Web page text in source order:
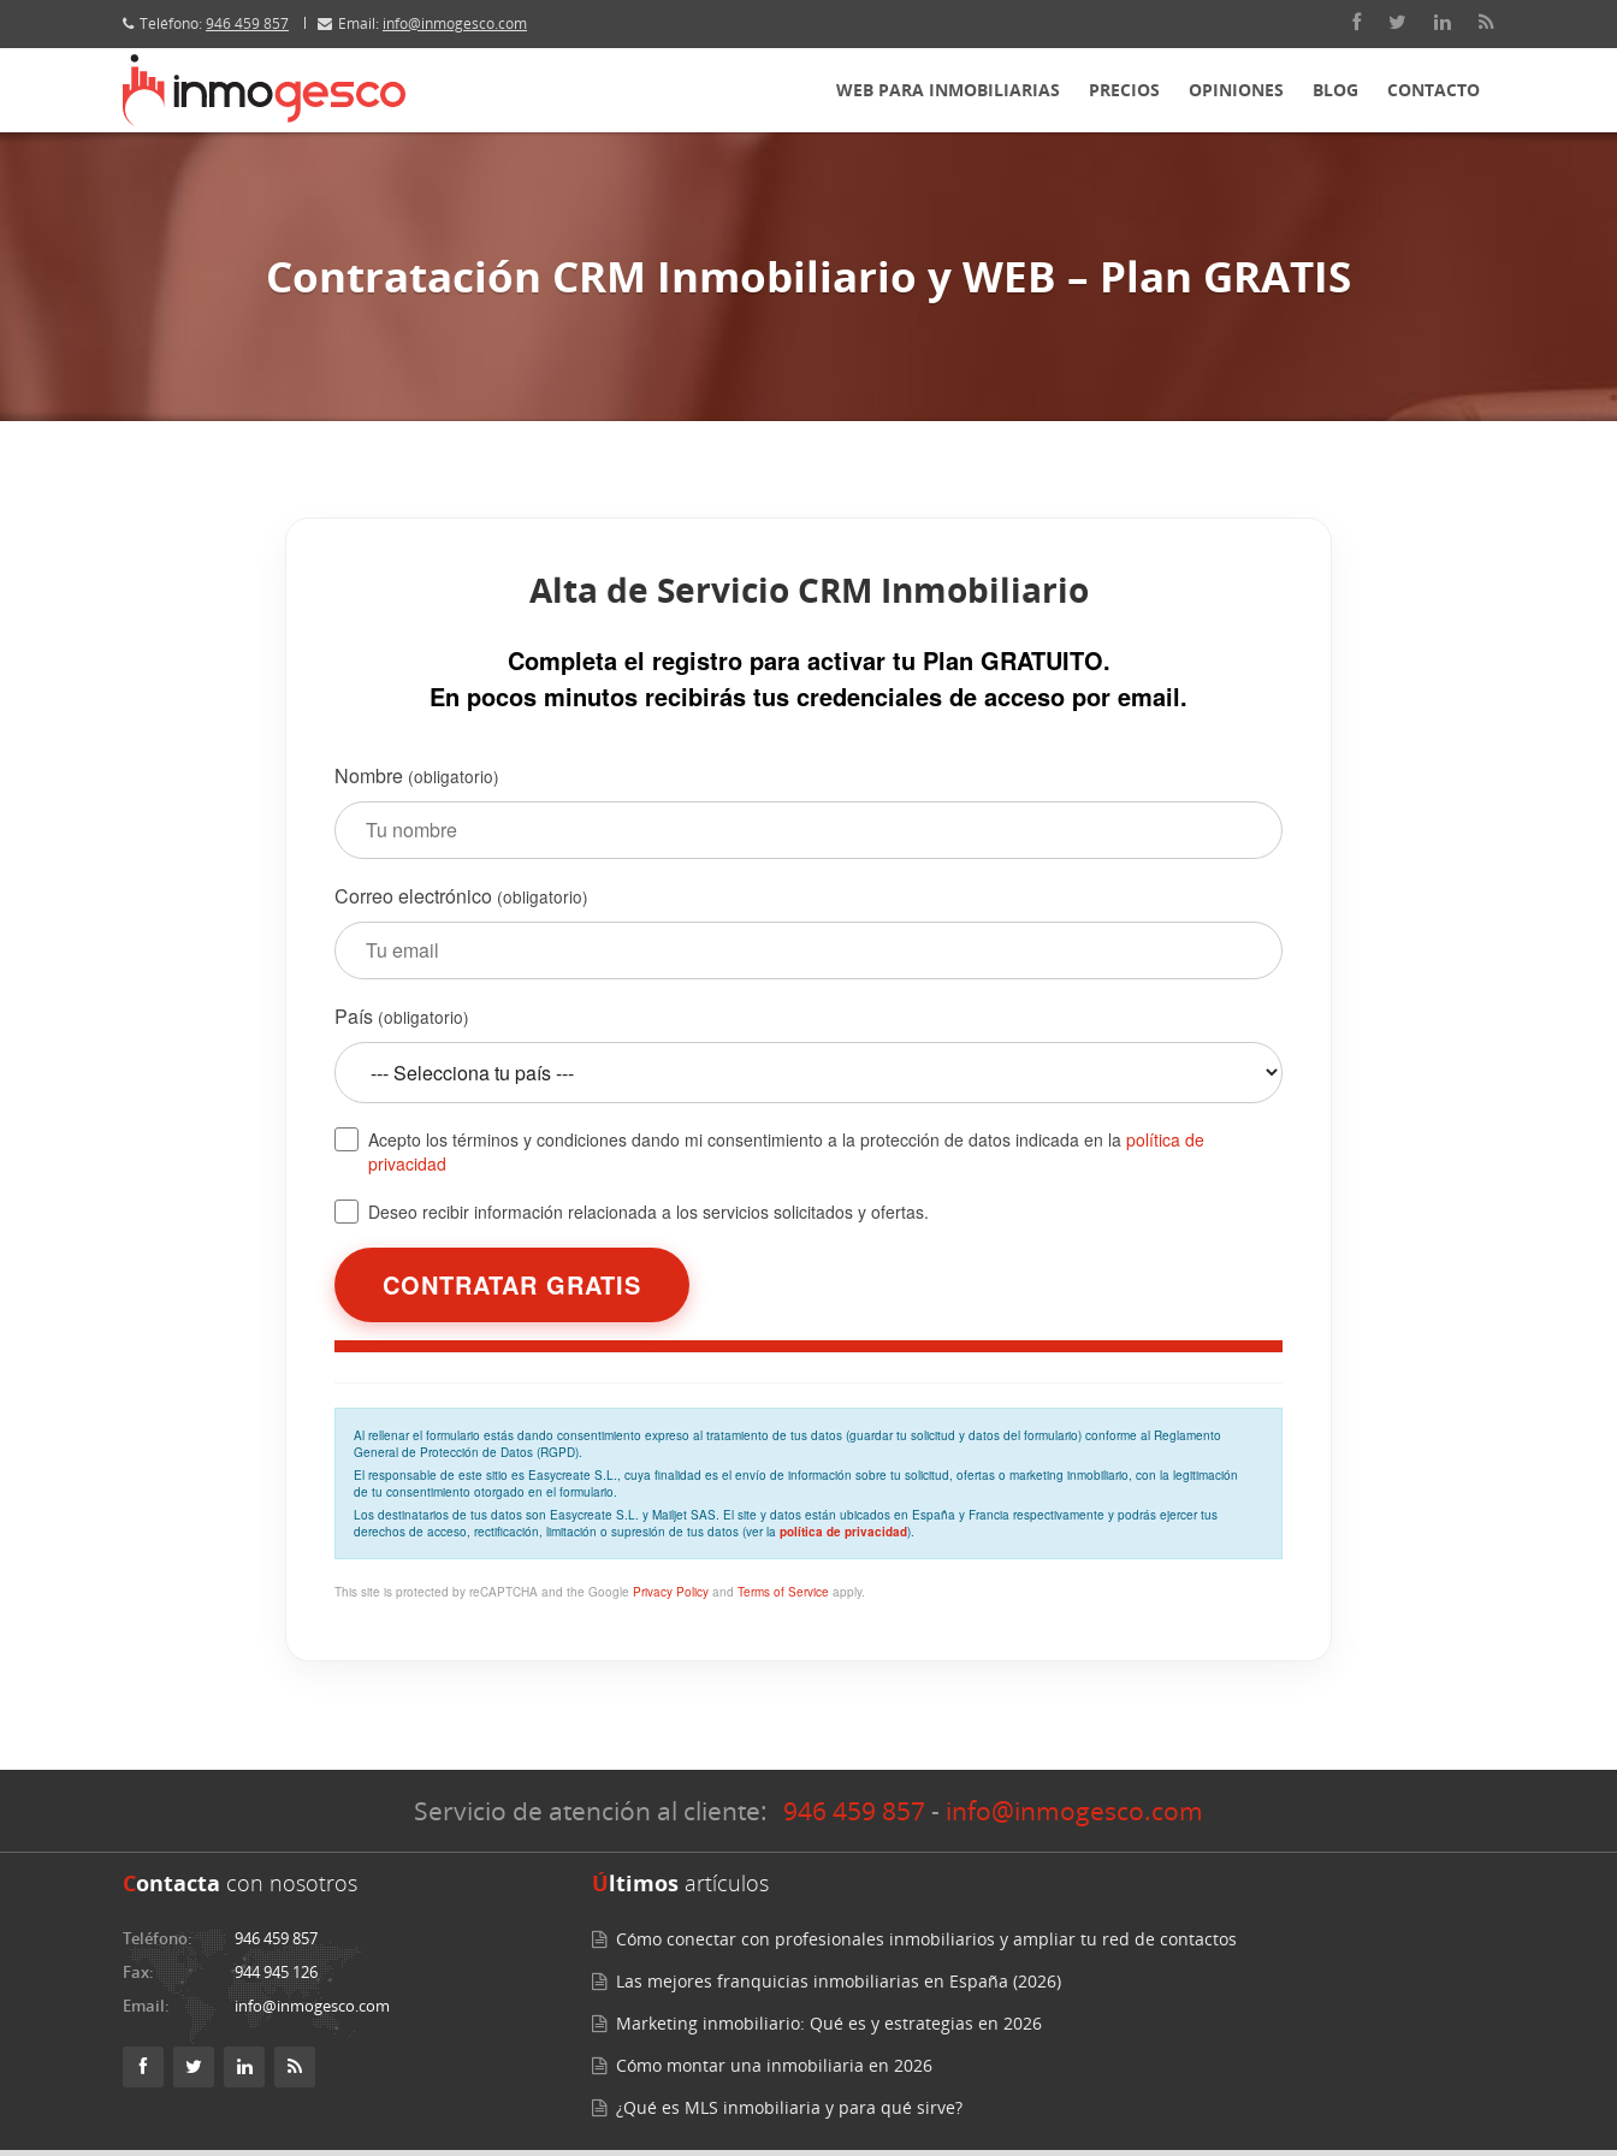
Teléfono: 946 459 857 Email: info@inmogesco.com
WEB PARA INMOBILIARIAS PRECIOS OPINIONES BLOG CONTACTO
Contratación CRM Inmobiliario y WEB – Plan GRATIS
Alta de Servicio CRM Inmobiliario
Completa el registro para activar tu Plan GRATUITO.
En pocos minutos recibirás tus credenciales de acceso por email.
Nombre (obligatorio)
Correo electrónico (obligatorio)
País (obligatorio)
Acepto los términos y condiciones dando mi consentimiento a la protección de datos indicada en la política de
privacidad
Deseo recibir información relacionada a los servicios solicitados y ofertas.
Al rellenar el formulario estás dando consentimiento expreso al tratamiento de tus datos (guardar tu solicitud y datos del formulario) conforme al Reglamento
General de Protección de Datos (RGPD).
El responsable de este sitio es Easycreate S.L., cuya finalidad es el envío de información sobre tu solicitud, ofertas o marketing inmobiliario, con la legitimación
de tu consentimiento otorgado en el formulario.
Los destinatarios de tus datos son Easycreate S.L. y Mailjet SAS. El site y datos están ubicados en España y Francia respectivamente y podrás ejercer tus
derechos de acceso, rectificación, limitación o supresión de tus datos (ver la política de privacidad).
This site is protected by reCAPTCHA and the Google Privacy Policy and Terms of Service apply.
Servicio de atención al cliente: 946 459 857 - info@inmogesco.com
Contacta con nosotros
Teléfono:
946 459 857
Fax:
944 945 126
Email:
info@inmogesco.com
Últimos artículos
Cómo conectar con profesionales inmobiliarios y ampliar tu red de contactos
Las mejores franquicias inmobiliarias en España (2026)
Marketing inmobiliario: Qué es y estrategias en 2026
Cómo montar una inmobiliaria en 2026
¿Qué es MLS inmobiliaria y para qué sirve?